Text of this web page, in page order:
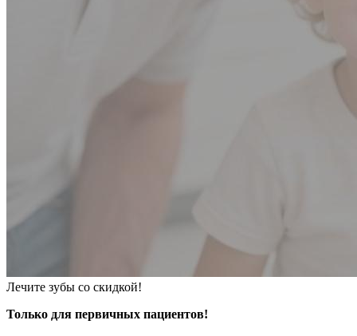
Лечите зубы со скидкой!
Только для первичных пациентов!